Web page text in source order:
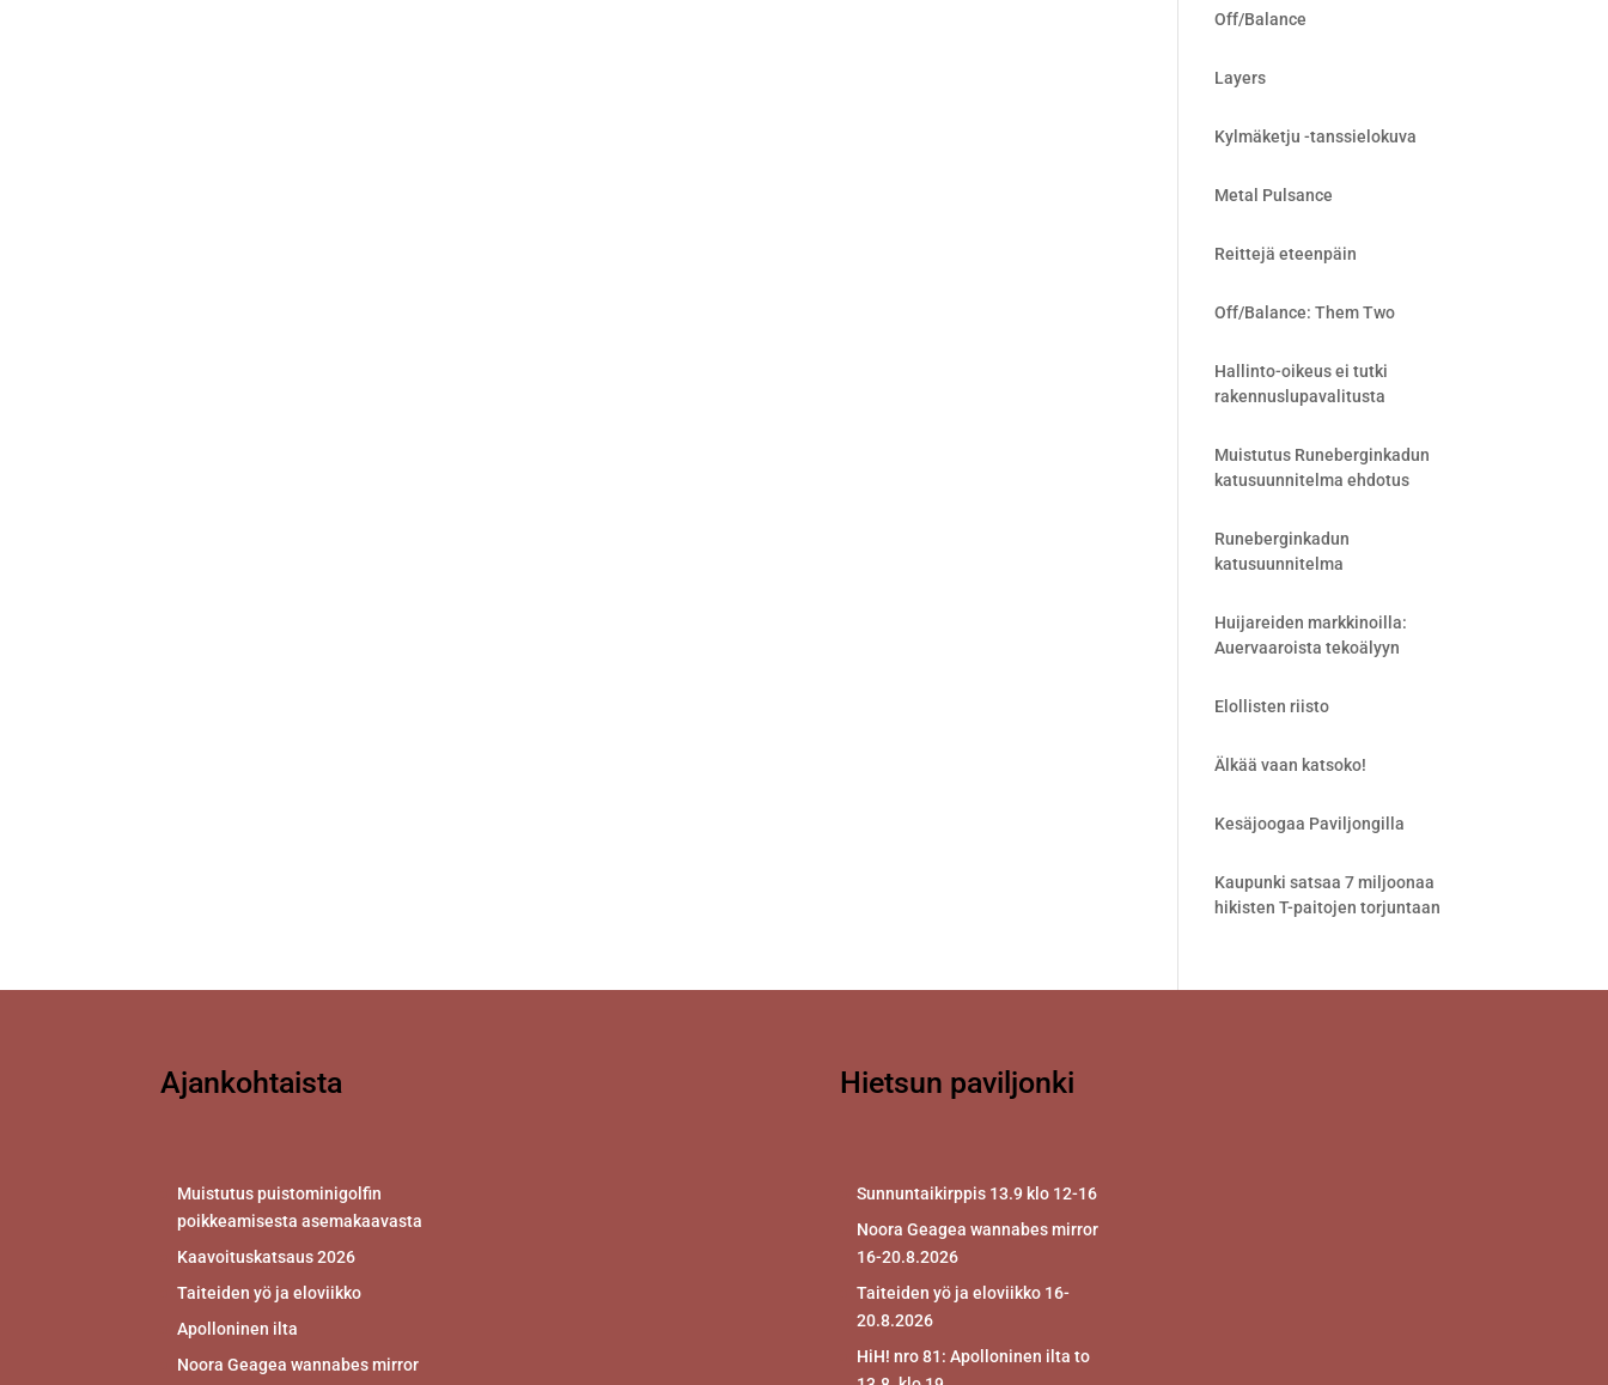
Off/Balance
Layers
Kylmäketju -tanssielokuva
Metal Pulsance
Reittejä eteenpäin
Off/Balance: Them Two
Hallinto-oikeus ei tutki
rakennuslupavalitusta
Muistutus Runeberginkadun
katusuunnitelma ehdotus
Runeberginkadun
katusuunnitelma
Huijareiden markkinoilla:
Auervaaroista tekoälyyn
Elollisten riisto
Älkää vaan katsoko!
Kesäjoogaa Paviljongilla
Kaupunki satsaa 7 miljoonaa
hikisten T-paitojen torjuntaan
Ajankohtaista
Muistutus puistominigolfin
poikkeamisesta asemakaavasta
Kaavoituskatsaus 2026
Taiteiden yö ja eloviikko
Apolloninen ilta
Noora Geagea wannabes mirror
Hietsun paviljonki
Sunnuntaikirppis 13.9 klo 12-16
Noora Geagea wannabes mirror
16-20.8.2026
Taiteiden yö ja eloviikko 16-
20.8.2026
HiH! nro 81: Apolloninen ilta to